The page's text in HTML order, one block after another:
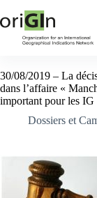
30/08/2019 – La
dans l’affaire «
important pour les IG
Dossiers et